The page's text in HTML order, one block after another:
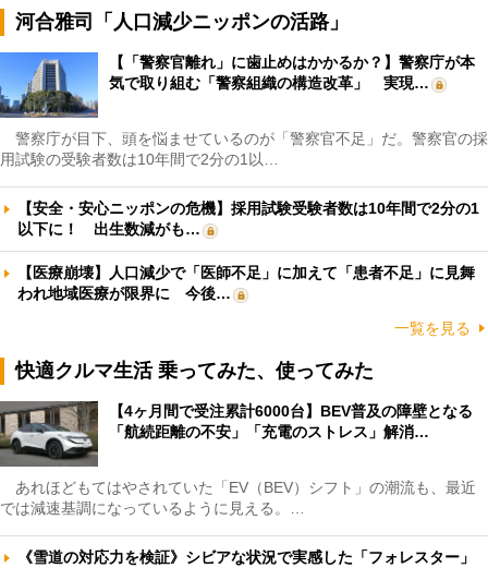
河合雅司「人口減少ニッポンの活路」
【「警察官離れ」に歯止めはかかるか？】警察庁が本
気で取り組む「警察組織の構造改革」 実現…
警察庁が目下、頭を悩ませているのが「警察官不足」だ。警察官の採
用試験の受験者数は10年間で2分の1以…
【安全・安心ニッポンの危機】採用試験受験者数は10年間で2分の1
以下に！ 出生数減がも…
【医療崩壊】人口減少で「医師不足」に加えて「患者不足」に見舞
われ地域医療が限界に 今後…
一覧を見る
快適クルマ生活 乗ってみた、使ってみた
【4ヶ月間で受注累計6000台】BEV普及の障壁となる
「航続距離の不安」「充電のストレス」解消…
あれほどもてはやされていた「EV（BEV）シフト」の潮流も、最近
では減速基調になっているように見える。…
《雪道の対応力を検証》シビアな状況で実感した「フォレスター」